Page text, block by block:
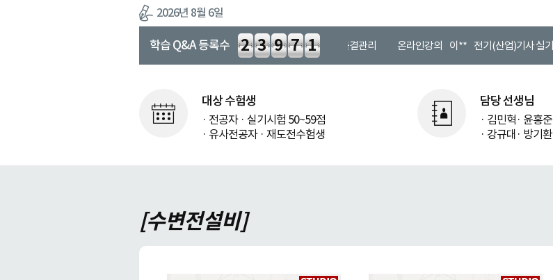
2026년 8월 6일
학습 Q&A 등록수 23971
학원강의 허** 학원 출결관리 온라인강의 이** 전기(산업)기사 실기
대상 수험생
· 전공자 · 실기시험 50~59점
· 유사전공자 · 재도전수험생
담당 선생님
· 김민혁· 윤홍준
· 강규대· 방기환
[수변전설비]